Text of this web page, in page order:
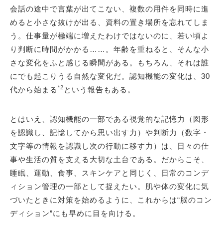
会話の途中で言葉が出てこない、複数の用件を同時に進
めると小さな抜けが出る、資料の置き場所を忘れてしま
う。仕事量が極端に増えたわけではないのに、若い頃よ
り判断に時間がかかる……。年齢を重ねると、そんな小
さな変化をふと感じる瞬間がある。もちろん、それは誰
にでも起こりうる自然な変化だ。認知機能の変化は、30
代から始まる *2 という報告もある。
とはいえ、認知機能の一部である視覚的な記憶力（図形
を認識し、記憶してから思い出す力）や判断力（数字・
文字等の情報を認識し次の行動に移す力）は、日々の仕
事や生活の質を支える大切な土台である。だからこそ、
睡眠、運動、食事、スキンケアと同じく、日常のコンデ
ィション管理の一部として捉えたい。肌や体の変化に気
づいたときに対策を始めるように、これからは“脳のコン
ディション”にも早めに目を向ける。